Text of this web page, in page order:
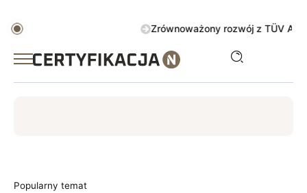
Zrównoważony rozwój z TÜV
Popularny temat